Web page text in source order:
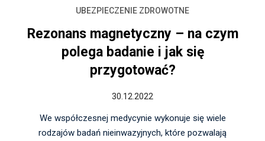
UBEZPIECZENIE ZDROWOTNE
Rezonans magnetyczny – na czym
polega badanie i jak się
przygotować?
30.12.2022
We współczesnej medycynie wykonuje się wiele
rodzajów badań nieinwazyjnych, które pozwalają